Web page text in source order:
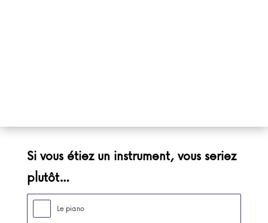
Si vous étiez un instrument, vous seriez
plutôt…
Le piano